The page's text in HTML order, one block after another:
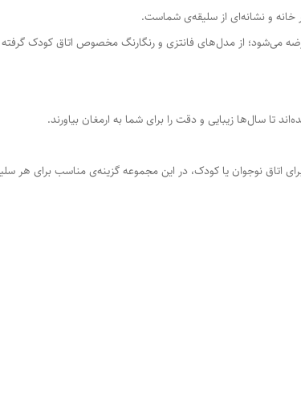
خانه و نشانه‌ای از سلیقه‌ی شماست.
می‌شود؛ از مدل‌های فانتزی و رنگارنگ مخصوص اتاق کودک
تا سال‌ها زیبایی و دقت را برای شما به ارمغان بیاورند.
اتاق نوجوان یا کودک، در این مجموعه گزینه‌ی مناسب برای هر